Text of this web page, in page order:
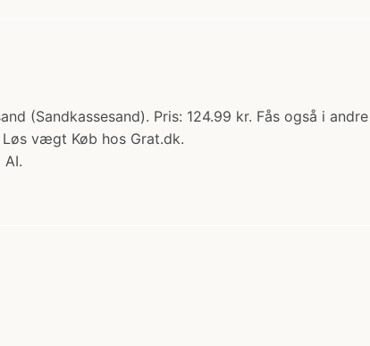
(Sandkassesand). Pris: 124.99 kr. Fås også i
vægt Køb hos Grat.dk.